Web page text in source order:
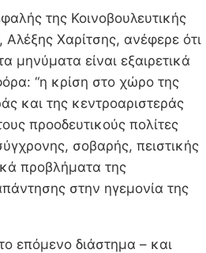
της Κοινοβουλευτικής
Αλέξης Χαρίτσης, ανέφερε ότι
μηνύματα είναι εξαιρετικά
“η κρίση στο χώρο της
και της κεντροαριστεράς
προοδευτικούς πολίτες
σοβαρής, πειστικής
προβλήματα της
στην ηγεμονία της
επόμενο διάστημα – και